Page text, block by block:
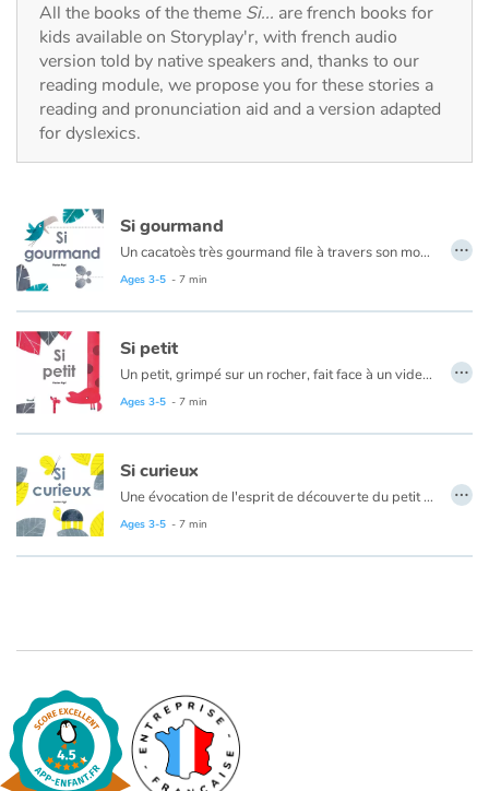
Home
Tales and classics in french
Fable, myth, literature and poetry
Ogres, monsters and witches
Heroines and Heroes
Ecology, nature, seasons
The animals
Travel, epic, investigation, adventure
Around the world
Learning
With the family
Daily life and hobbies
All the books of the theme Si... are french books for
kids available on Storyplay'r, with french audio
version told by native speakers and, thanks to our
reading module, we propose you for these stories a
reading and pronunciation aid and a version adapted
for dyslexics.
Si gourmand
Un cacatoès très gourmand file à travers son monde à la poursuite de toute sorte de nourriture. Avalant tout ce qui passe (un papillon, une libellule), parfois n’importe quoi (un serpent), juste pour le plaisir de goûter (un flocon), il sait se tapir et patienter longtemps même s’il ne résiste pas à la tentation devant une pomme qui ne lui appartient pas… Mais comment lui en vouloir alors qu’il sait si bien faire grandir l’amitié.
Ages 3-5 - 7 min
…
Si petit
Un petit, grimpé sur un rocher, fait face à un vide immense. Il n’a pas l’air inquiet. Il n'est pas seul. Un grand apparaît et lui parle. Le petit n'a peur ni de l’aventure ni de l’inconnu, explore les recoins de son univers, fait des bêtises, et parfois a besoin d’un peu d’aide. Aujourd’hui, il est tout petit, mais demain, il ira loin…
Ages 3-5 - 7 min
…
Si curieux
Une évocation de l'esprit de découverte du petit et de son lien à l’autre dans l'aventure de la vie. Une petite tortue part en exploration pour voir ce qui se cache plus loin, plus haut, plus bas, dans un sens ou l'autre. Jusqu'où ira-t-elle ? Une histoire toute en simplicité visuelle, textuelle et d'intention où un « curieux » plein d’interrogations part à la rencontre de ceux qui, comme lui, sont curieux du monde : les lecteurs.
Ages 3-5 - 7 min
…